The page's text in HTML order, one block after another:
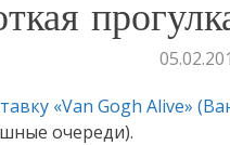
«Van Gogh Alive»
очереди).